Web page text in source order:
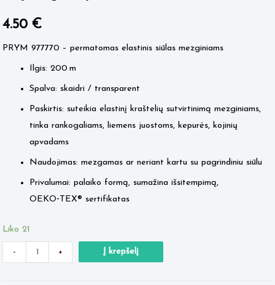
4.50 €
PRYM 977770 – permatomas elastinis siūlas mezginiams
Ilgis: 200 m
Spalva: skaidri / transparent
Paskirtis: suteikia elastinį kraštelių sutvirtinimą mezginiams,
tinka rankogaliams, liemens juostoms, kepurės, kojinių
apvadams
Naudojimas: mezgamas ar neriant kartu su pagrindiniu siūlu
Privalumai: palaiko formą, sumažina išsitempimą,
OEKO‑TEX® sertifikatas
Liko 21
Quantity
-
produkto
Quantity
+ Į krepšelį